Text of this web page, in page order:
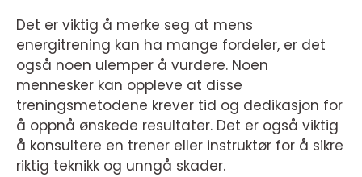
Det er viktig å merke seg at mens
energitrening kan ha mange fordeler, er det
også noen ulemper å vurdere. Noen
mennesker kan oppleve at disse
treningsmetodene krever tid og dedikasjon for
å oppnå ønskede resultater. Det er også viktig
å konsultere en trener eller instruktør for å sikre
riktig teknikk og unngå skader.